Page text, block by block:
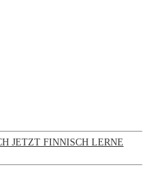
JETZT FINNISCH LERNE